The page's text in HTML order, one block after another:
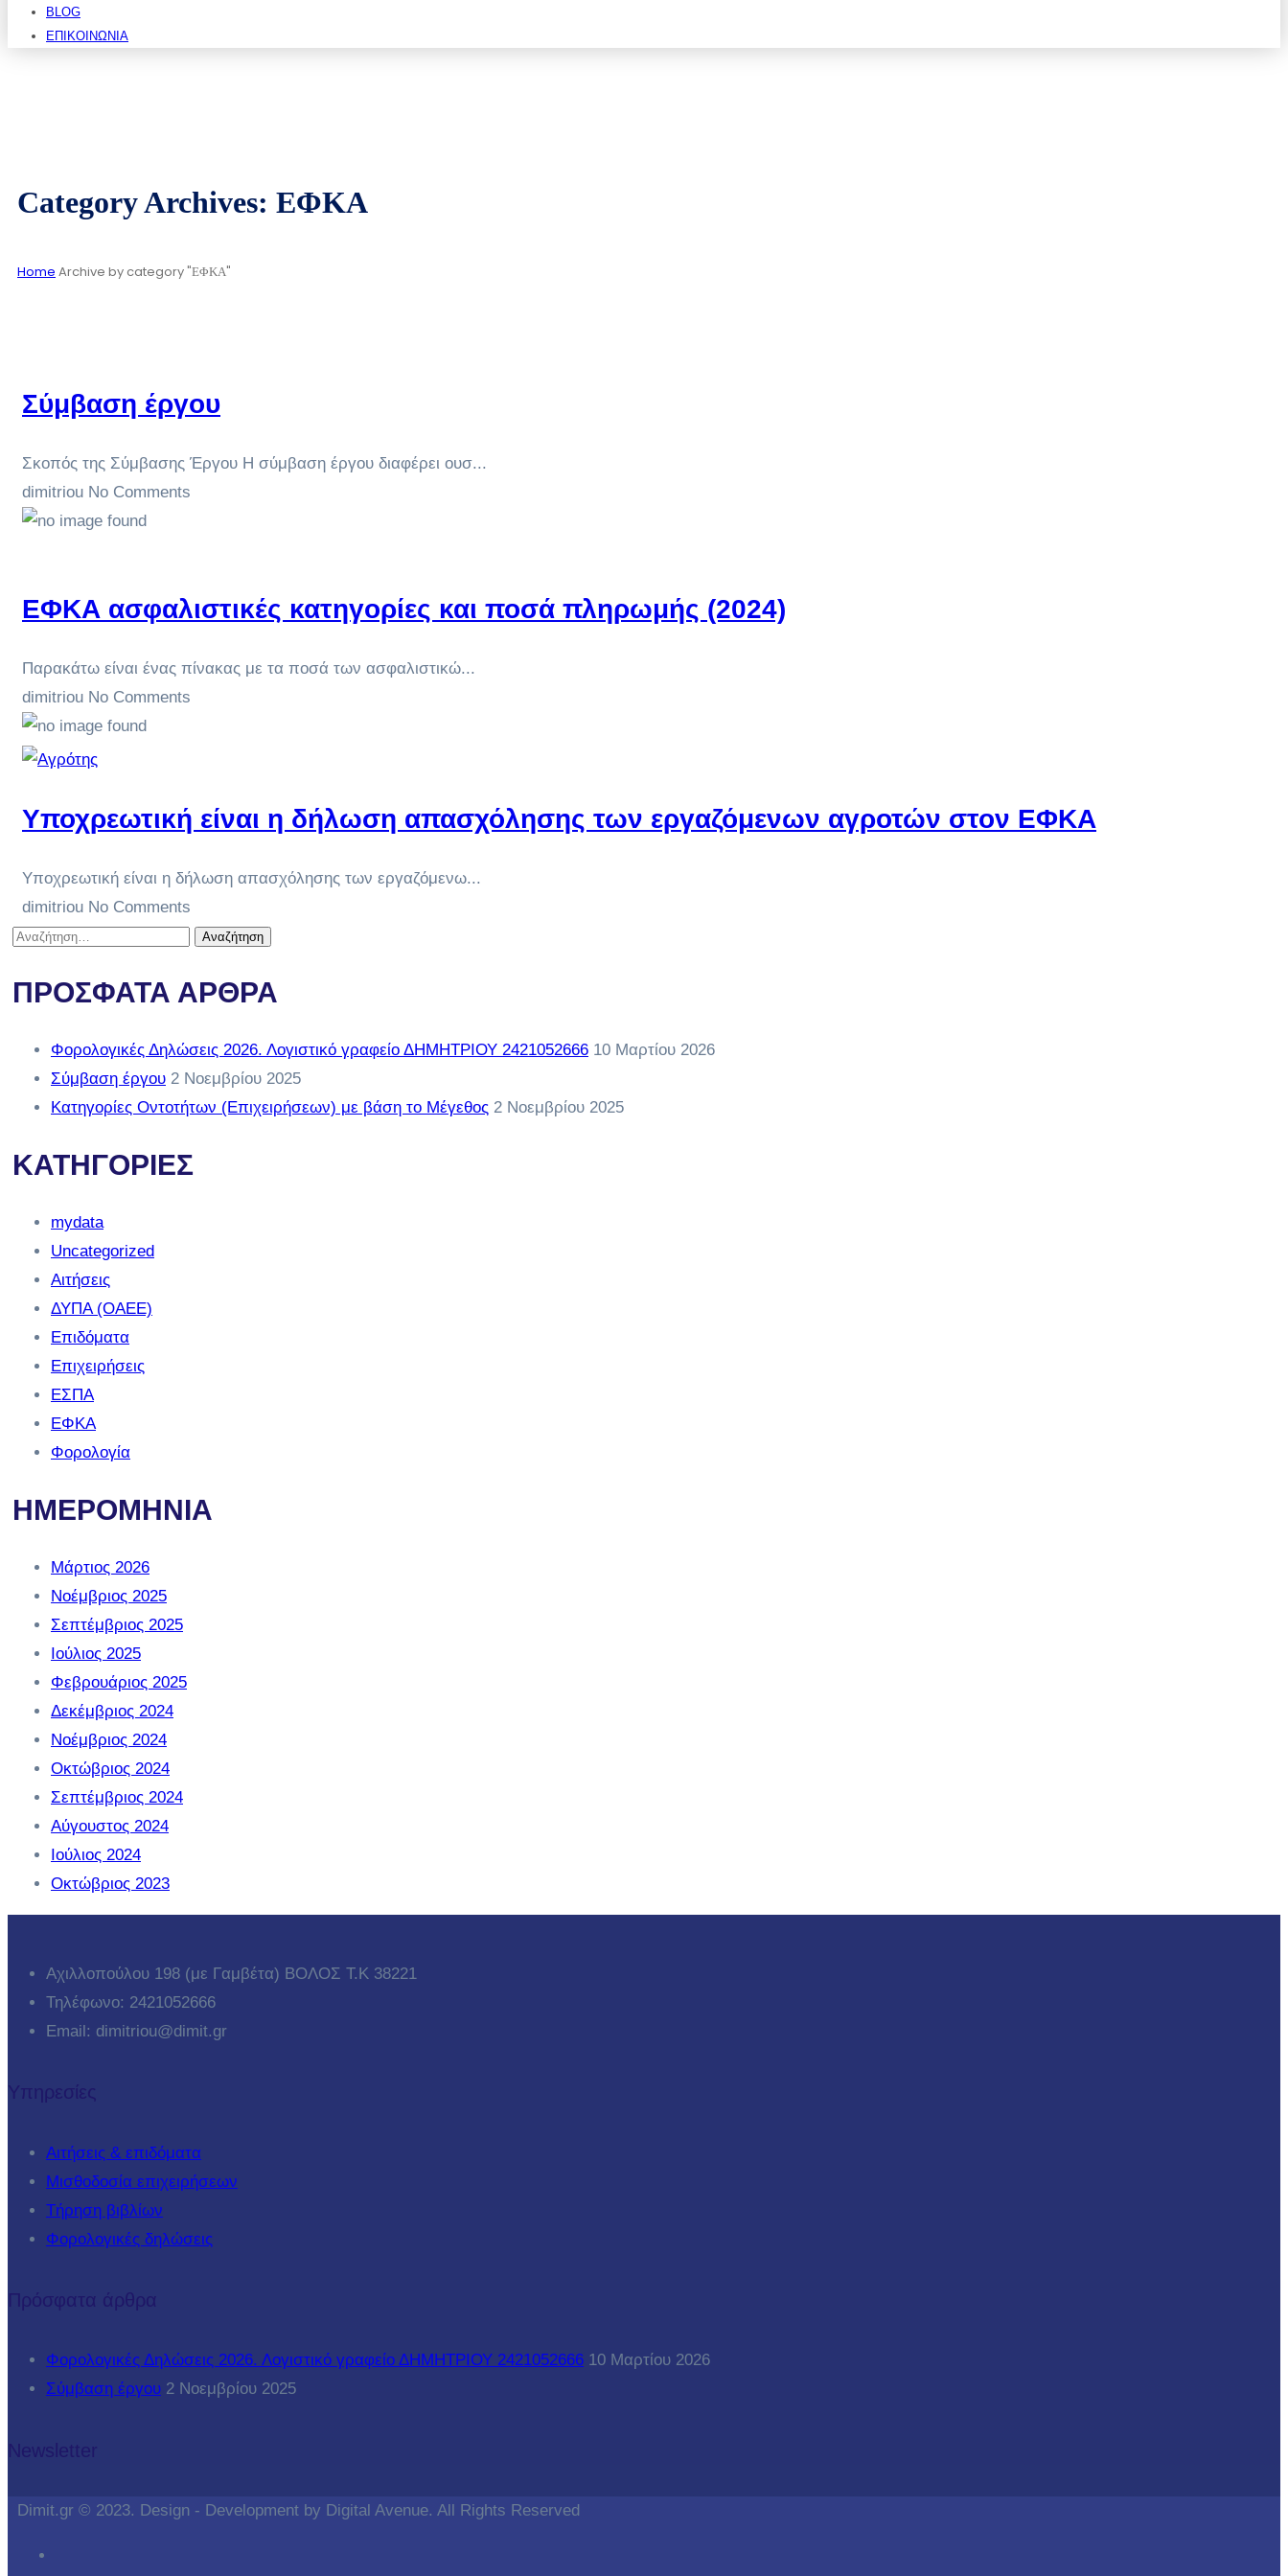
BLOG
ΕΠΙΚΟΙΝΩΝΊΑ
Category Archives: ΕΦΚΑ
Home Archive by category "ΕΦΚΑ"
Σύμβαση έργου
Σκοπός της Σύμβασης Έργου Η σύμβαση έργου διαφέρει ουσ...
dimitriou No Comments
ΕΦΚΑ ασφαλιστικές κατηγορίες και ποσά πληρωμής (2024)
Παρακάτω είναι ένας πίνακας με τα ποσά των ασφαλιστικώ...
dimitriou No Comments
Υποχρεωτική είναι η δήλωση απασχόλησης των εργαζόμενων αγροτών στον EΦΚΑ
Υποχρεωτική είναι η δήλωση απασχόλησης των εργαζόμενω...
dimitriou No Comments
ΠΡΟΣΦΑΤΑ ΑΡΘΡΑ
Φορολογικές Δηλώσεις 2026. Λογιστικό γραφείο ΔΗΜΗΤΡΙΟΥ 2421052666 10 Μαρτίου 2026
Σύμβαση έργου 2 Νοεμβρίου 2025
Κατηγορίες Οντοτήτων (Επιχειρήσεων) με βάση το Μέγεθος 2 Νοεμβρίου 2025
ΚΑΤΗΓΟΡΙΕΣ
mydata
Uncategorized
Αιτήσεις
ΔΥΠΑ (ΟΑΕΕ)
Επιδόματα
Επιχειρήσεις
ΕΣΠΑ
ΕΦΚΑ
Φορολογία
ΗΜΕΡΟΜΗΝΙΑ
Μάρτιος 2026
Νοέμβριος 2025
Σεπτέμβριος 2025
Ιούλιος 2025
Φεβρουάριος 2025
Δεκέμβριος 2024
Νοέμβριος 2024
Οκτώβριος 2024
Σεπτέμβριος 2024
Αύγουστος 2024
Ιούλιος 2024
Οκτώβριος 2023
Αχιλλοπούλου 198 (με Γαμβέτα) ΒΟΛΟΣ T.K 38221
Τηλέφωνο: 2421052666
Email: dimitriou@dimit.gr
Υπηρεσίες
Αιτήσεις & επιδόματα
Μισθοδοσία επιχειρήσεων
Τήρηση βιβλίων
Φορολογικές δηλώσεις
Πρόσφατα άρθρα
Φορολογικές Δηλώσεις 2026. Λογιστικό γραφείο ΔΗΜΗΤΡΙΟΥ 2421052666 10 Μαρτίου 2026
Σύμβαση έργου 2 Νοεμβρίου 2025
Newsletter
Dimit.gr © 2023. Design - Development by Digital Avenue. All Rights Reserved